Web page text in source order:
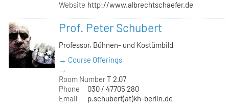
Website http://www.albrechtschaefer.de
Prof. Peter Schubert
Professor, Bühnen- und Kostümbild
→ Course Offerings
→
Room NumberT 2.07
Phone
030 / 47705 280
Email
p.schubert(at)kh-berlin.de